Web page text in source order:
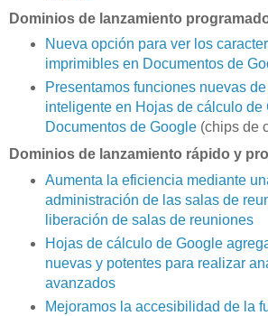
Dominios de lanzamiento
Nueva opción para ver los
imprimibles en Documentos de
Presentamos funciones nuevas
inteligente en Hojas de cálculo de
Documentos de Google(chips de
Dominios de lanzamiento rápido y
Aumenta la eficiencia mediante
administración de las salas de
liberación de salas de reuniones
Hojas de cálculo de Google
nuevas y potentes para realizar
avanzados
Mejoramos la accesibilidad de la